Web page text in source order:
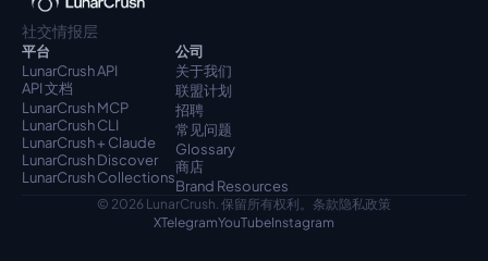
社交情报层
平台
LunarCrush API
API 文档
LunarCrush MCP
LunarCrush CLI
LunarCrush + Claude
LunarCrush Discover
LunarCrush Collections
公司
关于我们
联盟计划
招聘
常见问题
Glossary
商店
Brand Resources
© 2026 LunarCrush. 保留所有权利。 条款隐私政策
XTelegramYouTubeInstagram